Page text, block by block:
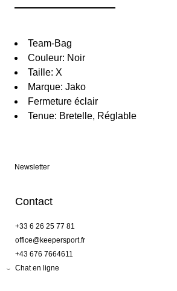
Team-Bag
Couleur: Noir
Taille: X
Marque: Jako
Fermeture éclair
Tenue: Bretelle, Réglable
Newsletter
Contact
+33 6 26 25 77 81
office@keepersport.fr
+43 676 7664611
Chat en ligne